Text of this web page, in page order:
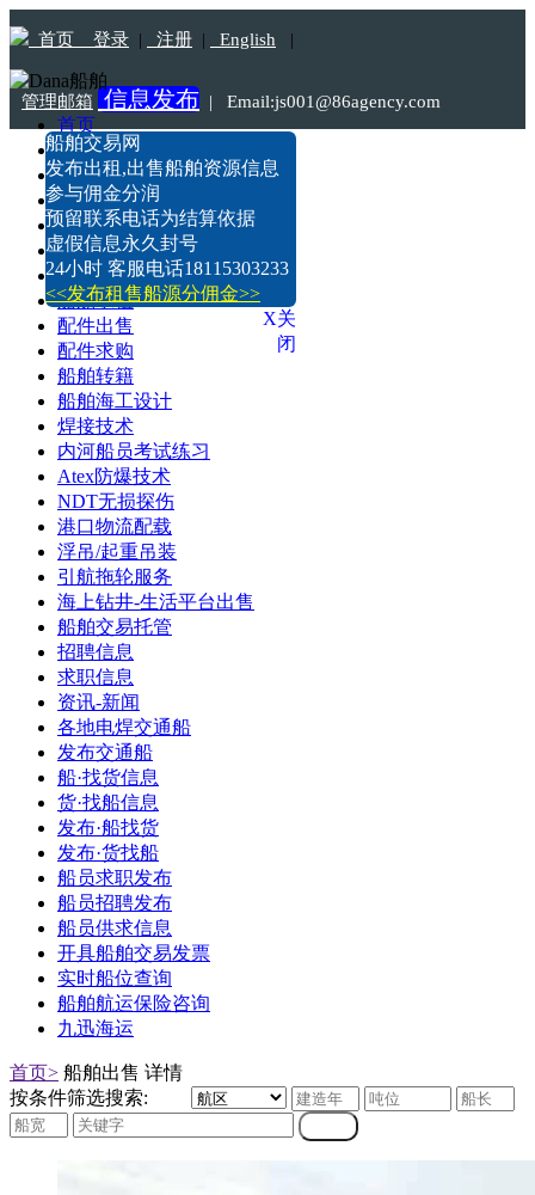
首页 登录 | 注册 | English |
管理邮箱 信息发布 | Email:js001@86agency.com
Tel:18115303233
首页
船舶转港·过户
船舶坞检·坞修·油漆
船价估算
船舶出售
船舶求购
船舶出租
船舶求租
配件出售
配件求购
船舶转籍
船舶海工设计
焊接技术
内河船员考试练习
Atex防爆技术
NDT无损探伤
港口物流配载
浮吊/起重吊装
引航拖轮服务
海上钻井-生活平台出售
船舶交易托管
招聘信息
求职信息
资讯-新闻
各地电焊交通船
发布交通船
船·找货信息
货·找船信息
发布·船找货
发布·货找船
船员求职发布
船员招聘发布
船员供求信息
开具船舶交易发票
实时船位查询
船舶航运保险咨询
九迅海运
首页> 船舶出售 详情
按条件筛选搜索:
船舶交易网
发布出租,出售船舶资源信息
参与佣金分润
预留联系电话为结算依据
虚假信息永久封号
24小时 客服电话18115303233
<<发布租售船源分佣金>>
X关
闭